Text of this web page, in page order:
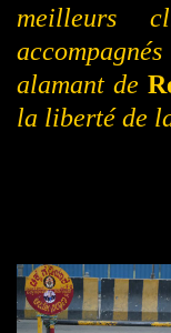
meilleurs
alamant de
la liberté de